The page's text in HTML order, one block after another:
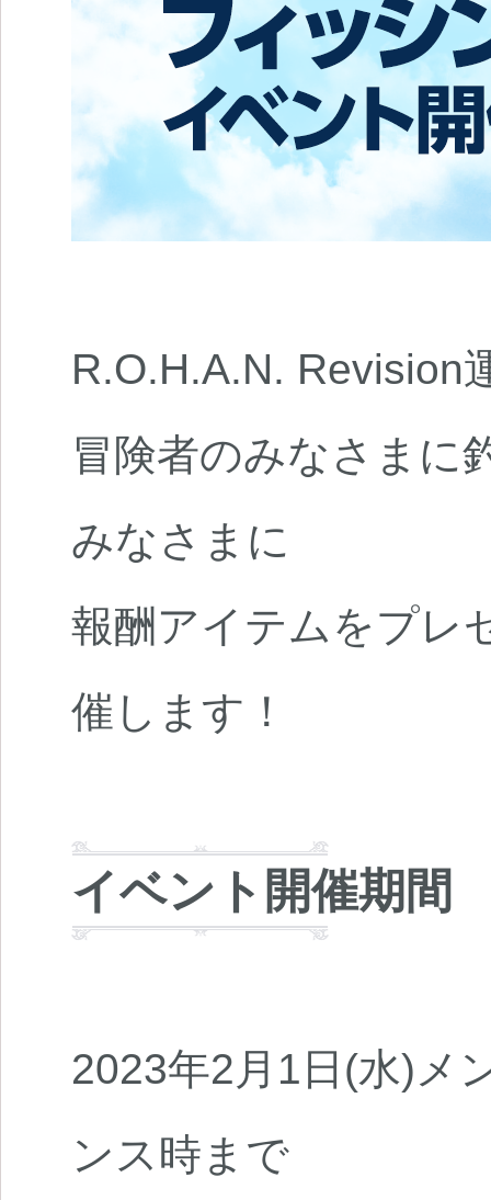
R.O.H.A.N. Revision
冒険者のみなさまに
みなさまに
報酬アイテムをプレ
催します！
イベント開催期間
2023年2月1日(水)メ
ンス時まで